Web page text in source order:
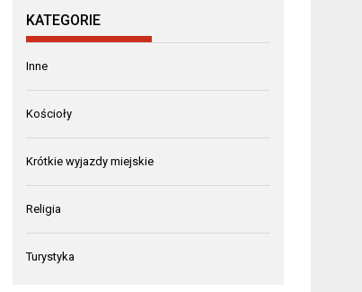
KATEGORIE
Inne
Kościoły
Krótkie wyjazdy miejskie
Religia
Turystyka